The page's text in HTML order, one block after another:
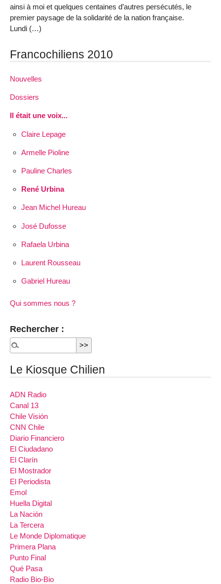
ainsi à moi et quelques centaines d’autres persécutés, le
premier paysage de la solidarité de la nation française.
Lundi (…)
Francochiliens 2010
Nouvelles
Dossiers
Il était une voix...
Claire Lepage
Armelle Pioline
Pauline Charles
René Urbina
Jean Michel Hureau
José Dufosse
Rafaela Urbina
Laurent Rousseau
Gabriel Hureau
Qui sommes nous ?
Rechercher :
Le Kiosque Chilien
ADN Radio
Canal 13
Chile Visión
CNN Chile
Diario Financiero
El Ciudadano
El Clarín
El Mostrador
El Periodista
Emol
Huella Digital
La Nación
La Tercera
Le Monde Diplomatique
Primera Plana
Punto Final
Qué Pasa
Radio Bio-Bio